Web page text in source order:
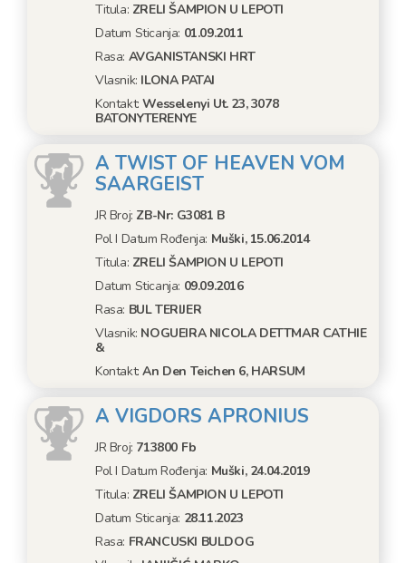
Titula: ZRELI ŠAMPION U LEPOTI
Datum Sticanja: 01.09.2011
Rasa: AVGANISTANSKI HRT
Vlasnik: ILONA PATAI
Kontakt:Wesselenyi Ut. 23, 3078
BATONYTERENYE
A TWIST OF HEAVEN VOM
SAARGEIST
JR Broj: ZB-Nr: G3081 B
Pol I Datum Rođenja: Muški, 15.06.2014
Titula: ZRELI ŠAMPION U LEPOTI
Datum Sticanja: 09.09.2016
Rasa: BUL TERIJER
Vlasnik: NOGUEIRA NICOLA DETTMAR CATHIE
&
Kontakt:An Den Teichen 6, HARSUM
A VIGDORS APRONIUS
JR Broj: 713800 Fb
Pol I Datum Rođenja: Muški, 24.04.2019
Titula: ZRELI ŠAMPION U LEPOTI
Datum Sticanja: 28.11.2023
Rasa: FRANCUSKI BULDOG